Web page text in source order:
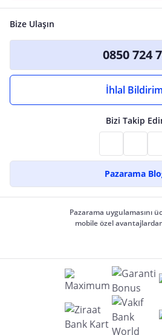
Bize Ulaşın
0850 724
İhlal
Bizi Takip
Pazarama
Pazarama uygulamasını
mobile özel